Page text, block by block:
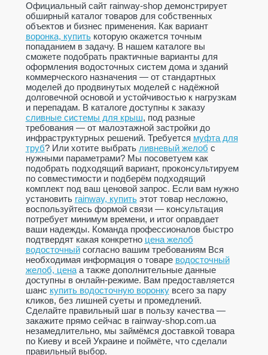
Официальный сайт rainway-shop демонстрирует
обширный каталог товаров для собственных
объектов и бизнес применения. Как вариант
воронка, купитькоторую окажется точным
попаданием в задачу. В нашем каталоге вы
сможете подобрать практичные варианты для
оформления водосточных систем дома и зданий
коммерческого назначения — от стандартных
моделей до продвинутых моделей с надёжной
долговечной основой и устойчивостью к нагрузкам
и перепадам. В каталоге доступны к заказу
сливные системы для крыш, под разные
требования — от малоэтажной застройки до
инфраструктурных решений. Требуется муфта для
труб? Или хотите выбрать ливневый желоб с
нужными параметрами? Мы посоветуем как
подобрать подходящий вариант, проконсультируем
по совместимости и подберём подходящий
комплект под ваш ценовой запрос. Если вам нужно
установить rainway, купитьэтот товар несложно,
воспользуйтесь формой связи — консультация
потребует минимум времени, и итог оправдает
ваши надежды. Команда профессионалов быстро
подтвердят какая конкретно цена желоб
водосточныйсогласно вашим требованиям Вся
необходимая информация о товаре водосточный
желоб, ценаа также дополнительные данные
доступны в онлайн-режиме. Вам предоставляется
шанс купить водосточную воронкувсего за пару
кликов, без лишней суеты и промедлений.
Сделайте правильный шаг в пользу качества —
закажите прямо сейчас в rainway-shop.com.ua
незамедлительно, мы займёмся доставкой товара
по Киеву и всей Украине и поймёте, что сделали
правильный выбор.